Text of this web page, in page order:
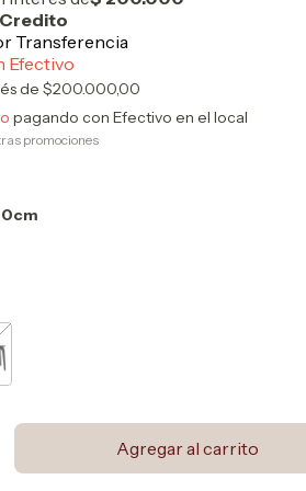
de $200.000,00
pagando con Efectivo en el local
promociones